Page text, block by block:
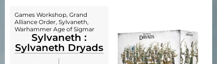
Games Workshop, Grand
Alliance Order, Sylvaneth,
Warhammer Age of Sigmar
Sylvaneth :
Sylvaneth Dryads